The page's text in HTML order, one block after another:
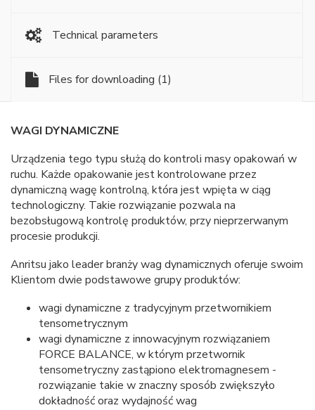
Technical parameters
Files for downloading (1)
WAGI DYNAMICZNE
Urządzenia tego typu służą do kontroli masy opakowań w
ruchu. Każde opakowanie jest kontrolowane przez
dynamiczną wagę kontrolną, która jest wpięta w ciąg
technologiczny. Takie rozwiązanie pozwala na
bezobsługową kontrolę produktów, przy nieprzerwanym
procesie produkcji.
Anritsu jako leader branży wag dynamicznych oferuje swoim
Klientom dwie podstawowe grupy produktów:
wagi dynamiczne z tradycyjnym przetwornikiem
tensometrycznym
wagi dynamiczne z innowacyjnym rozwiązaniem
FORCE BALANCE, w którym przetwornik
tensometryczny zastąpiono elektromagnesem -
rozwiązanie takie w znaczny sposób zwiększyło
dokładność oraz wydajność wag